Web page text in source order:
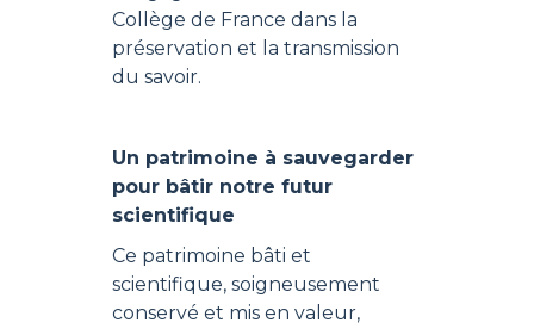
Collège de France dans la
préservation et la transmission
du savoir.
Un patrimoine à sauvegarder
pour bâtir notre futur
scientifique
Ce patrimoine bâti et
scientifique, soigneusement
conservé et mis en valeur,